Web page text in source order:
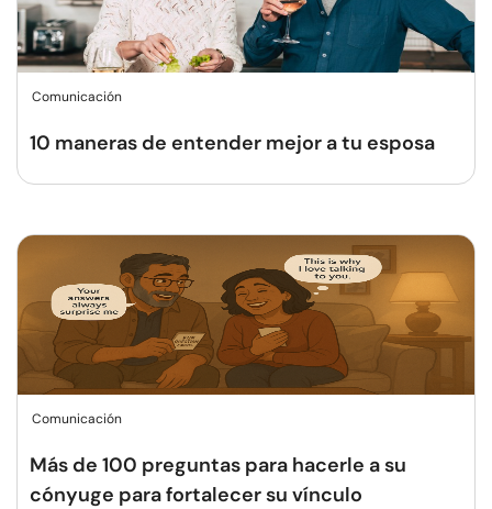
Comunicación
10 maneras de entender mejor a tu esposa
Comunicación
Más de 100 preguntas para hacerle a su
cónyuge para fortalecer su vínculo